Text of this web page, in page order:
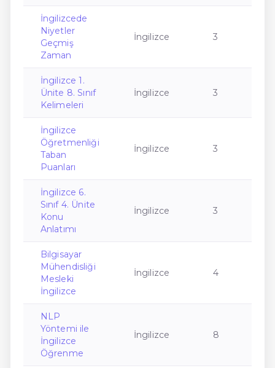
İngilizcede
Niyetler
Geçmiş
Zaman
İngilizce 3
İngilizce 1.
Ünite 8. Sınıf
Kelimeleri
İngilizce 3
İngilizce
Öğretmenliği
Taban
Puanları
İngilizce 3
İngilizce 6.
Sınıf 4. Ünite
Konu
Anlatımı
İngilizce 3
Bilgisayar
Mühendisliği
Mesleki
İngilizce
İngilizce 4
NLP
Yöntemi ile
İngilizce
Öğrenme
İngilizce 8